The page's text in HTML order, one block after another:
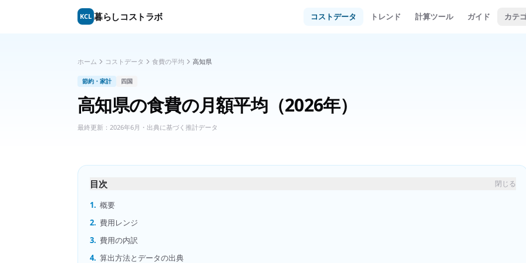
KCL 暮らしコストラボ コストデータ トレンド 計算ツール ガイド カテ
ホーム コストデータ 食費の平均 高知県
節約・家計 四国
高知県の食費の月額平均（2026年）
最終更新： 2026年6月 ・出典に基づく推計データ
目次 閉じる
1. 概要
2. 費用レンジ
3. 費用の内訳
4. 算出方法とデータの出典